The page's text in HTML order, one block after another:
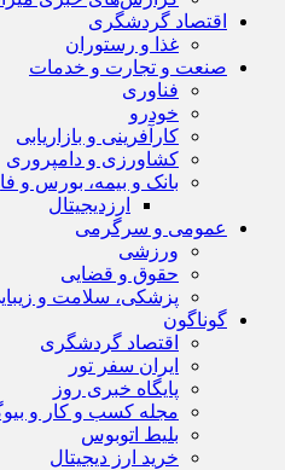
اقتصاد گردشگری
غذا و رستوران
صنعت و تجارت و خدمات
فناوری
خودرو
کارآفرینی و بازاریابی
کشاورزی و دامپروری
بانک و بیمه، بورس و
ارزدیجیتال
عمومی و سرگرمی
ورزشی
حقوق و قضایی
پزشکی، سلامت و
گوناگون
اقتصاد گردشگری
ایران سفر تور
پایگاه خبری روز
مجله کسب و کار و
بلیط اتوبوس
خرید ارز دیجیتال